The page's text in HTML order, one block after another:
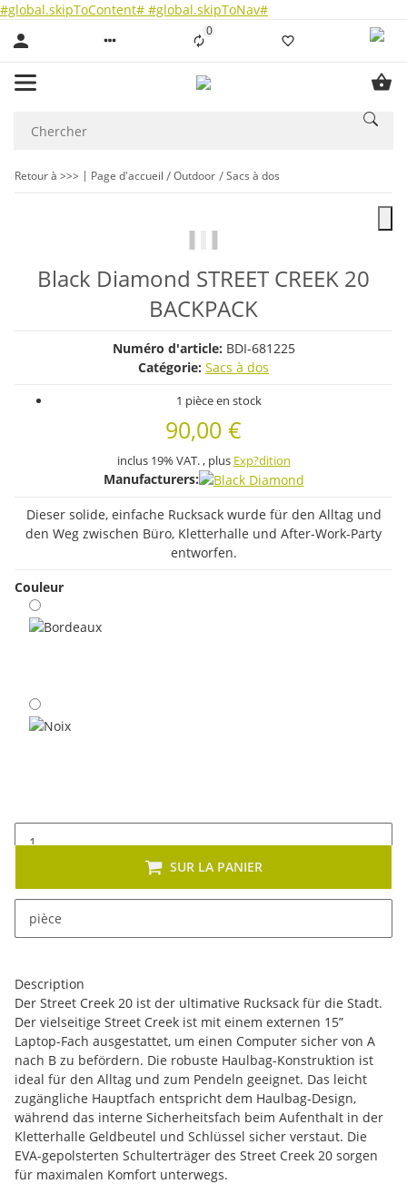
#global.skipToContent# #global.skipToNav#
0Liste ist leer
Retour à >>> Page d'accueil Outdoor Sacs à dos
Black Diamond STREET CREEK 20
BACKPACK
Numéro d'article: BDI-681225
Catégorie: Sacs à dos
1 pièce en stock
90,00 €
inclus 19% VAT. , plus Exp?dition
Manufacturers:
Dieser solide, einfache Rucksack wurde für den Alltag und
den Weg zwischen Büro, Kletterhalle und After-Work-Party
entworfen.
Couleur
Bordeaux
pièce
SUR LA PANIER
Cet article se décline en plusieurs variantes. Veuillez
sélectionner la variante de votre choix.
Description
Der Street Creek 20 ist der ultimative Rucksack für die Stadt.
Der vielseitige Street Creek ist mit einem externen 15”
Laptop-Fach ausgestattet, um einen Computer sicher von A
nach B zu befördern. Die robuste Haulbag-Konstruktion ist
ideal für den Alltag und zum Pendeln geeignet. Das leicht
zugängliche Hauptfach entspricht dem Haulbag-Design,
während das interne Sicherheitsfach beim Aufenthalt in der
Kletterhalle Geldbeutel und Schlüssel sicher verstaut. Die
EVA-gepolsterten Schulterträger des Street Creek 20 sorgen
für maximalen Komfort unterwegs.